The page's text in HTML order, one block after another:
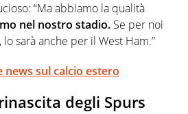
“Ma abbiamo la qualità
nel nostro stadio. Se per noi
sarà anche per il West Ham.”
news sul calcio estero
degli Spurs